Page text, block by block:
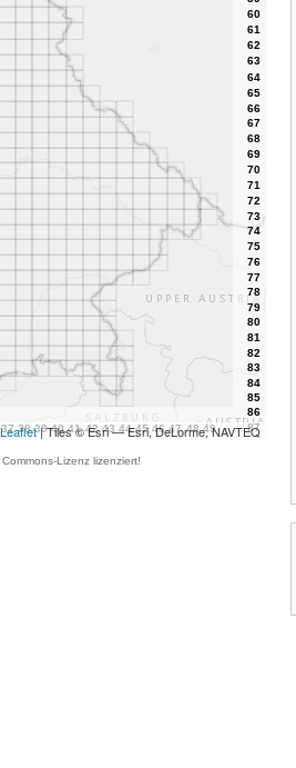
Leaflet| Tiles © Esri — Esri, DeLorme, NAVTEQ
Lizenz lizenziert!